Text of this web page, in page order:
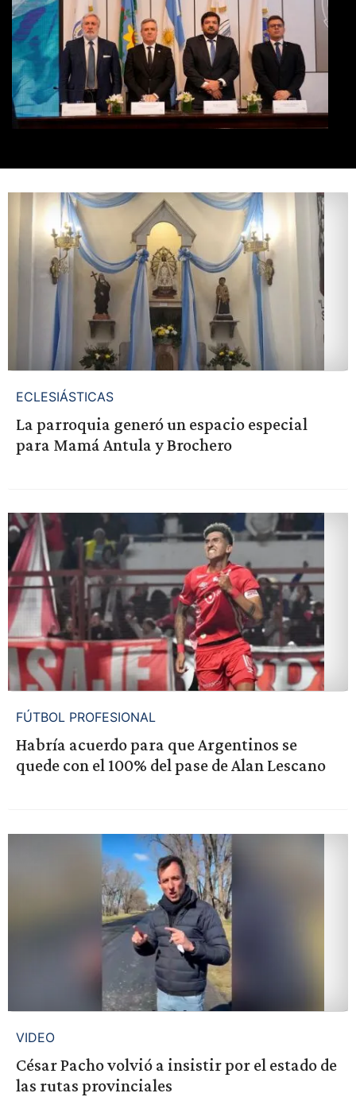
ECLESIÁSTICAS
La parroquia generó un espacio especial
para Mamá Antula y Brochero
FÚTBOL PROFESIONAL
Habría acuerdo para que Argentinos se
quede con el 100% del pase de Alan Lescano
VIDEO
César Pacho volvió a insistir por el estado de
las rutas provinciales